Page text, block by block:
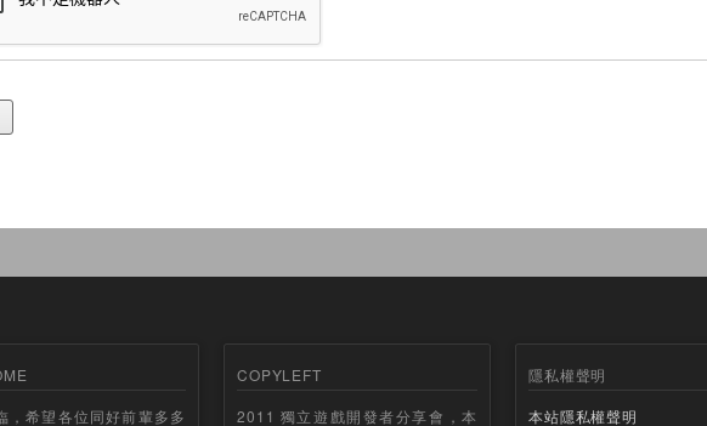
Google
，希望各位同好前輩多多
COPYLEFT
2011 獨立遊戲開發者分享會，本
隱私權聲明
本站隱私權聲明